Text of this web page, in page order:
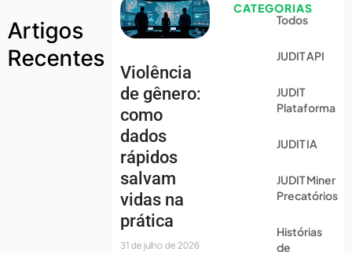
Artigos
Recentes
Violência
de gênero:
como
dados
rápidos
salvam
vidas na
prática
31 de julho de 2026
CATEGORIAS
Todos
JUDIT API
JUDIT
Plataforma
JUDIT IA
JUDIT Miner
Precatórios
Histórias
de